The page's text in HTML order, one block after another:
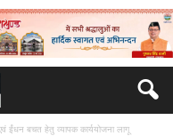
ईंधन बचत हेतु व्यापक कार्ययोजना लागू